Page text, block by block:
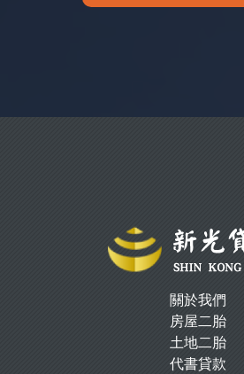
關於我們
房屋二胎
土地二胎
代書貸款